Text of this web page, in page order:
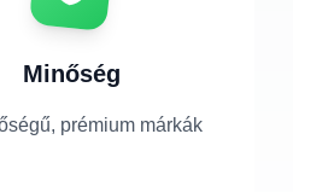
Minőség
prémium márkák